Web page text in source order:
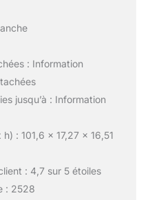
: Information
jusqu’à : Information
: 101,6 x 17,27 x 16,51
: 4,7 sur 5 étoiles
: 2528